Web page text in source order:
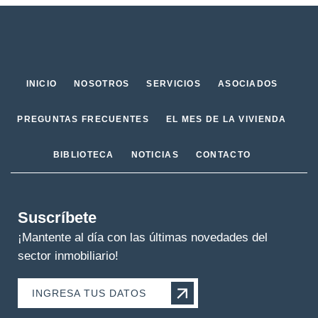
INICIO NOSOTROS SERVICIOS ASOCIADOS
PREGUNTAS FRECUENTES EL MES DE LA VIVIENDA
BIBLIOTECA NOTICIAS CONTACTO
Suscríbete
¡Mantente al día con las últimas novedades del
sector inmobiliario!
INGRESA TUS DATOS